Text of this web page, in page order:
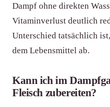
Dampf ohne direkten
Vitaminverlust deutlich
Unterschied tatsächlich
dem Lebensmittel ab.
Kann ich im
Fleisch zubereiten?